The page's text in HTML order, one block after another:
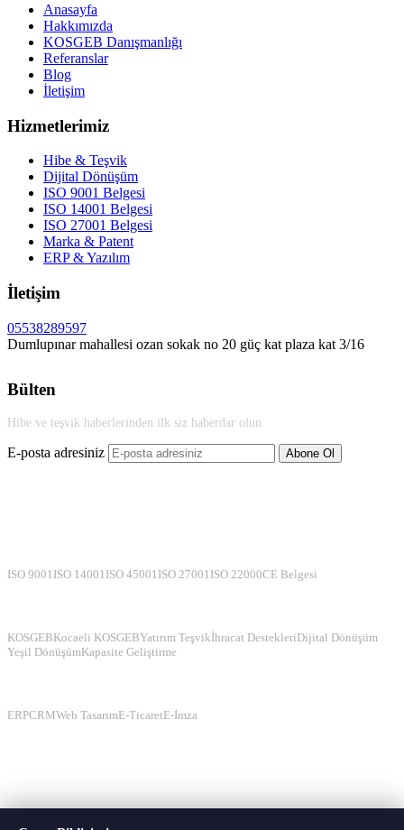
Anasayfa
Hakkımızda
KOSGEB Danışmanlığı
Referanslar
Blog
İletişim
Hizmetlerimiz
Hibe & Teşvik
Dijital Dönüşüm
ISO 9001 Belgesi
ISO 14001 Belgesi
ISO 27001 Belgesi
Marka & Patent
ERP & Yazılım
İletişim
05538289597
Dumlupınar mahallesi ozan sokak no 20 güç kat plaza kat 3/16
Bülten
Hibe ve teşvik haberlerinden ilk siz haberdar olun.
E-posta adresiniz Abone Ol
ISO 9001 ISO 14001 ISO 45001 ISO 27001 ISO 22000CE Belgesi
KOSGEBKocaeli KOSGEBYatırım Teşvikİhracat DestekleriDijital Dönüşüm
Yeşil DönüşümKapasite Geliştirme
ERPCRMWeb TasarımE-TicaretE-İmza